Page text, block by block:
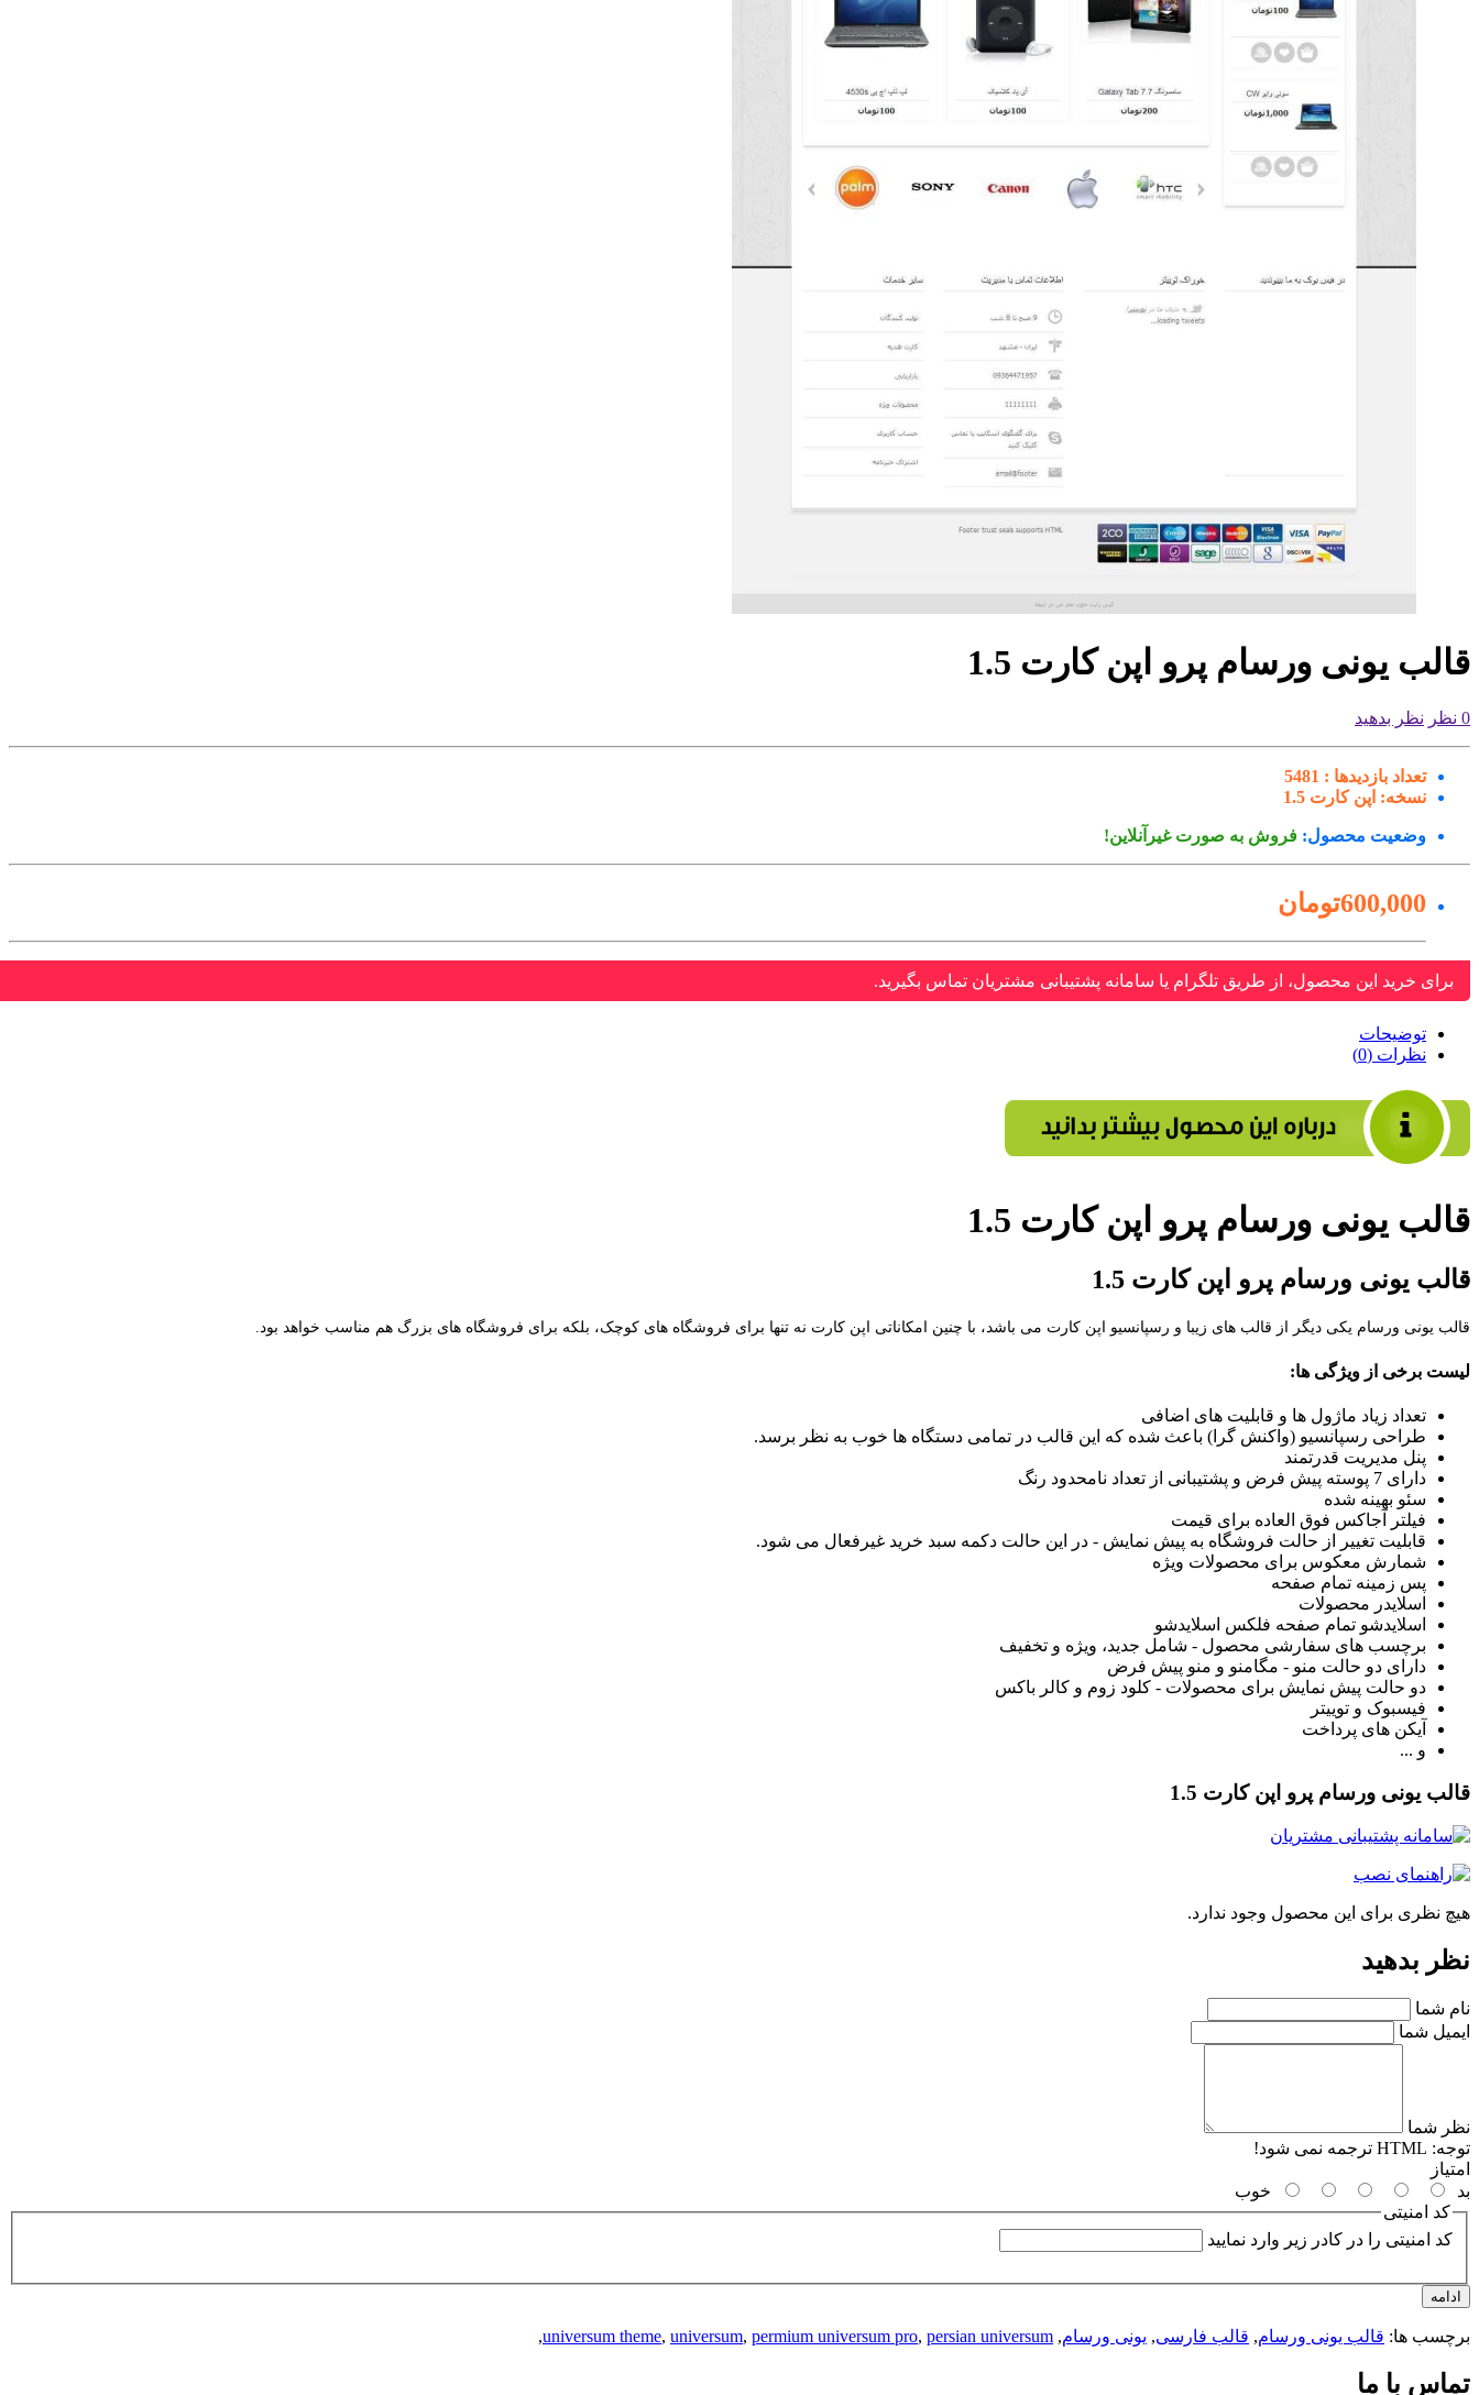
قالب یونی ورسام پرو اپن کارت 1.5
0 نظر نظر بدهید
تعداد بازدیدها : 5481
نسخه: اپن کارت 1.5
وضعیت محصول: فروش به صورت غیرآنلاین!
600,000تومان
برای خرید این محصول، از طریق تلگرام یا سامانه پشتیبانی مشتریان تماس بگیرید.
توضیحات
نظرات (0)
قالب یونی ورسام پرو اپن کارت 1.5
قالب یونی ورسام پرو اپن کارت 1.5
قالب یونی ورسام یکی دیگر از قالب های زیبا و رسپانسیو اپن کارت می باشد، با چنین امکاناتی اپن کارت نه تنها برای فروشگاه های کوچک، بلکه برای فروشگاه های بزرگ هم مناسب خواهد بود.
لیست برخی از ویژگی ها:
تعداد زیاد ماژول ها و قابلیت های اضافی
طراحی رسپانسیو (واکنش گرا) باعث شده که این قالب در تمامی دستگاه ها خوب به نظر برسد.
پنل مدیریت قدرتمند
دارای 7 پوسته پیش فرض و پشتیبانی از تعداد نامحدود رنگ
سئو بهینه شده
فیلتر آجاکس فوق العاده برای قیمت
قابلیت تغییر از حالت فروشگاه به پیش نمایش - در این حالت دکمه سبد خرید غیرفعال می شود.
شمارش معکوس برای محصولات ویژه
پس زمینه تمام صفحه
اسلایدر محصولات
اسلایدشو تمام صفحه فلکس اسلایدشو
برچسب های سفارشی محصول - شامل جدید، ویژه و تخفیف
دارای دو حالت منو - مگامنو و منو پیش فرض
دو حالت پیش نمایش برای محصولات - کلود زوم و کالر باکس
فیسبوک و توییتر
آیکن های پرداخت
و ...
قالب یونی ورسام پرو اپن کارت 1.5
هیچ نظری برای این محصول وجود ندارد.
نظر بدهید
نام شما
ایمیل شما
نظر شما
توجه:
امتیاز
بد
خوب
کد امنیتی
کد امنیتی را در کادر زیر وارد نمایید
ادامه
برچسب ها: قالب یونی ورسام, قالب فارسی, یونی ورسام,
universum theme, universum, permium universum pro, persian universum
,
تماس با ما